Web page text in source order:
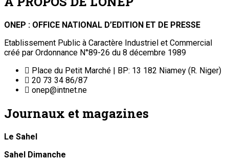
ONEP : OFFICE NATIONAL D’EDITION ET DE PRESSE
Etablissement Public à Caractère Industriel et Commercial
créé par Ordonnance N°89-26 du 8 décembre 1989
Place du Petit Marché | BP: 13 182 Niamey (R. Niger)
20 73 34 86/87
onep@intnet.ne
Journaux et magazines
Le Sahel
Sahel Dimanche